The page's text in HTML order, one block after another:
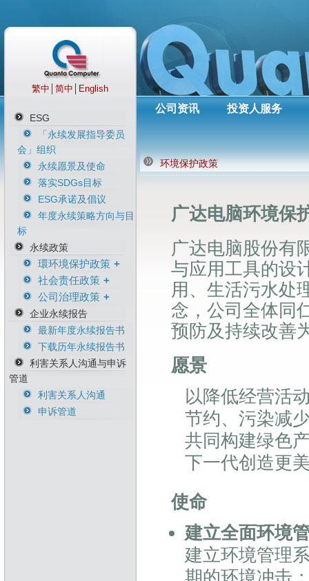
繁中 简中 English
ESG
「永续发展指导委员
会」组织
永续愿景及使命
落实SDGs目标
ESG承诺及倡议
年度永续策略方向与目
标
永续政策
環环境保护政策
环境保护政策
净零排放气候宣言
能源管理政策
温室气体政策
生物多样性暨不毁林
承诺
社会责任政策
人权政策
人才永续政策
职安卫政策
反歧视与反骚扰政策
公司治理政策
诚信与道德政策暨执
行方针
风险管理政策暨执行
方针
冲突矿产管理政策
税务政策与管理办法
企业永续报告
最新年度永续报告书
下载历年永续报告书
利害关系人沟通与申诉
管道
利害关系人沟通
申诉管道
公司资讯 投资人服务
环境保护政策
广达电脑环境保
广达电脑股份有
与应用工具的设
用、生活污水处
念，公司全体同
预防及持续改善
愿景
以降低经营活
节约、污染减
共同构建绿色
下一代创造更
使命
建立全面环境
建立环境管理
期的环境冲击